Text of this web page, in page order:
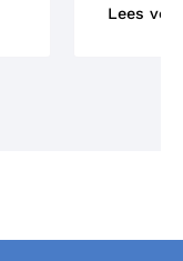
Lees